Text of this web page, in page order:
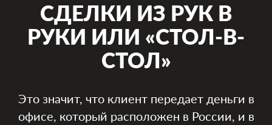
СДЕЛКИ ИЗ РУК В
РУКИ ИЛИ «СТОЛ-В-
СТОЛ»
Это значит, что клиент передает деньги в
офисе, который расположен в России, и в